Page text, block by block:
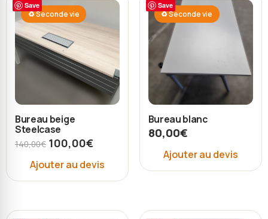
Save
♻ Seconde vie
Bureau beige
Steelcase
140,00€ 100,00€
Ajouter au devis
Save
♻ Seconde vie
Bureau blanc
80,00€
Ajouter au devis